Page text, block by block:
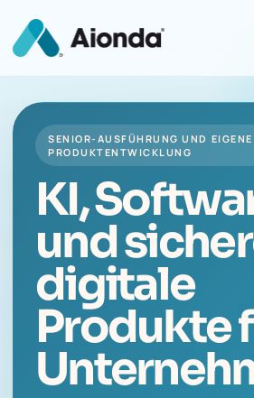
SENIOR-AUSFÜHRUNG UND EIGENE
PRODUKTENTWICKLUNG
KI,
und
digitale
Produkte